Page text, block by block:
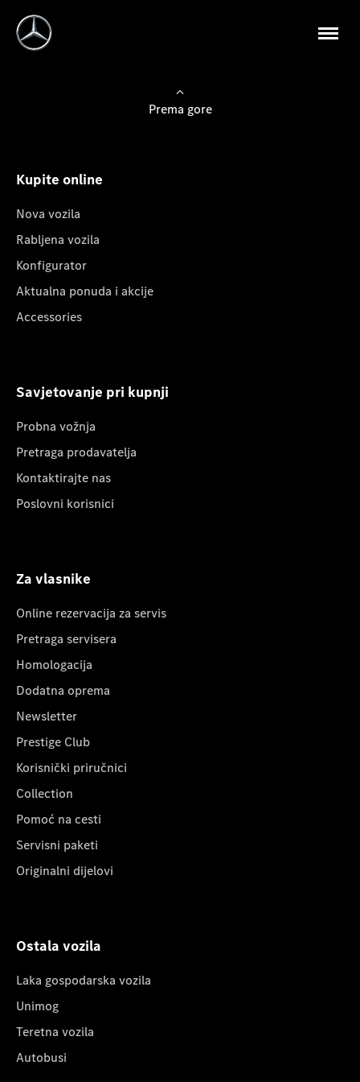
Prema gore
Kupite online
Nova vozila
Rabljena vozila
Konfigurator
Aktualna ponuda i akcije
Accessories
Savjetovanje pri kupnji
Probna vožnja
Pretraga prodavatelja
Kontaktirajte nas
Poslovni korisnici
Za vlasnike
Online rezervacija za servis
Pretraga servisera
Homologacija
Dodatna oprema
Newsletter
Prestige Club
Korisnički priručnici
Collection
Pomoć na cesti
Servisni paketi
Originalni dijelovi
Ostala vozila
Laka gospodarska vozila
Unimog
Teretna vozila
Autobusi